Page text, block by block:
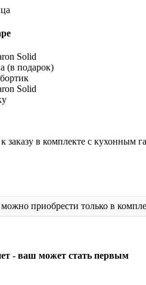
Solid
(в подарок)
Solid
заказу в комплекте с кухонным
приобрести только в
- ваш может стать первым